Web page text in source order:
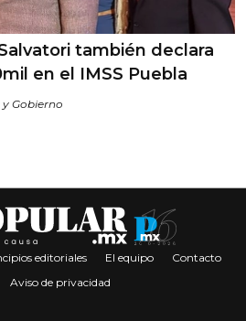
también declara
en el IMSS Puebla
Gobierno
editoriales El equipo
Contacto
Aviso de privacidad